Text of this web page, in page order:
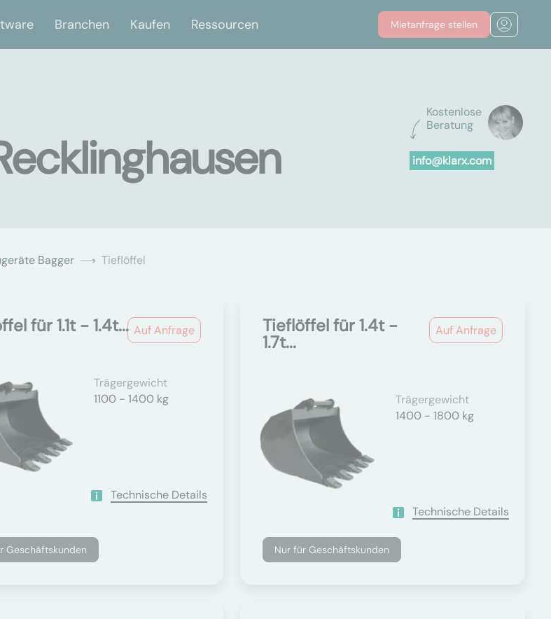
Branchen Kaufen Ressourcen Mietanfrage stellen
Kostenlose
Beratung
info@klarx.com
Bagger Tieflöffel
Auf Anfrage
für 1.1t - 1.4t...
Trägergewicht
1100 - 1400 kg
Technische Details
Geschäftskunden
Auf Anfrage
Tieflöffel für 1.4t -
1.7t...
Trägergewicht
1400 - 1800 kg
Technische Details
Nur für Geschäftskunden